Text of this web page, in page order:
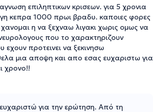
επιληπτικων κρισεων. για 5 χρονια
κεπρα 1000 πρωι βραδυ. καποιες φορες
η να ξεχναω λιγακι χωρις ομως να
που το χαρακτηριζουν
προτεινει να ξεκινησω
μια αποψη και απο εσας ευχαριστω για
χρονο!!
για την ερώτηση. Από τη